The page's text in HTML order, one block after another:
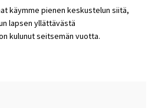
käymme pienen keskustelun siitä,
lapsen yllättävästä
kulunut seitsemän vuotta.
kokoamista